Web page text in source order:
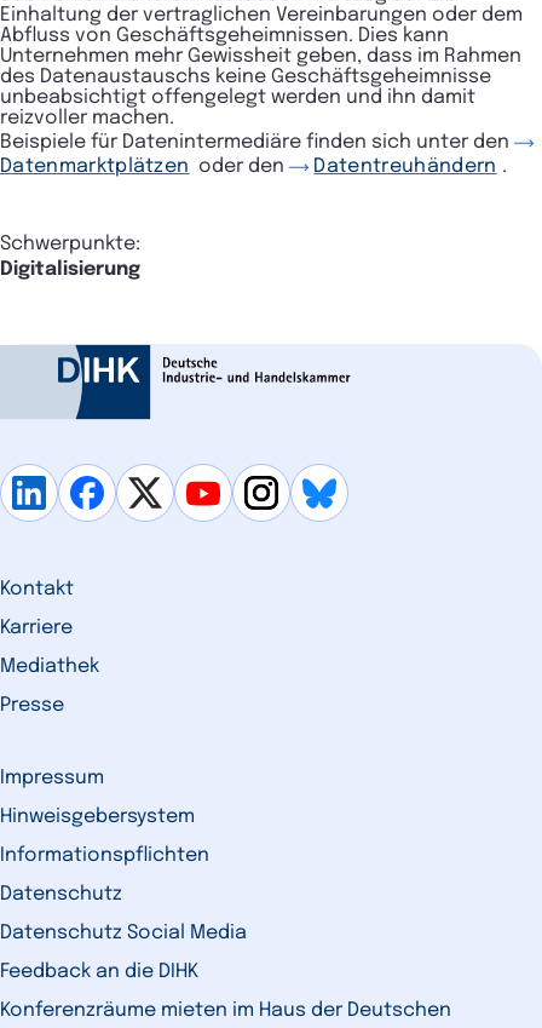
Einhaltung der vertraglichen Vereinbarungen oder dem
Abfluss von Geschäftsgeheimnissen. Dies kann
Unternehmen mehr Gewissheit geben, dass im Rahmen
des Datenaustauschs keine Geschäftsgeheimnisse
unbeabsichtigt offengelegt werden und ihn damit
reizvoller machen.
Beispiele für Datenintermediäre finden sich unter den
Datenmarktplätzen oder den Datentreuhändern .
Schwerpunkte:
Digitalisierung
Kontakt
Karriere
Mediathek
Presse
Impressum
Hinweisgebersystem
Informationspflichten
Datenschutz
Datenschutz Social Media
Feedback an die DIHK
Konferenzräume mieten im Haus der Deutschen